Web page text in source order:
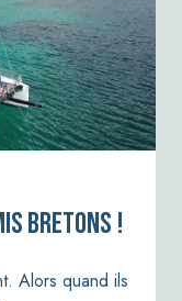
bretons !
Alors quand ils